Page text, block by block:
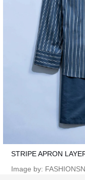
STRIPE APRON
Image by: